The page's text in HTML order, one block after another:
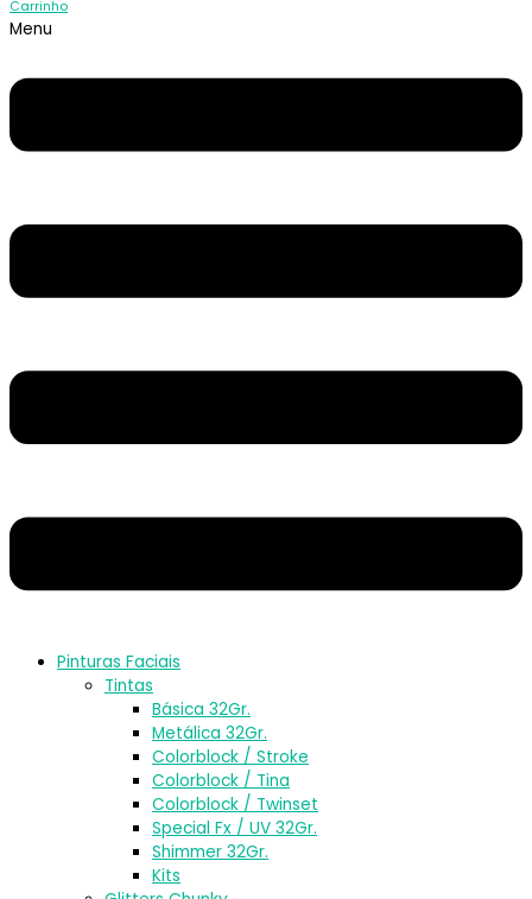
Carrinho
Menu
Pinturas Faciais
Tintas
Básica 32Gr.
Metálica 32Gr.
Colorblock / Stroke
Colorblock / Tina
Colorblock / Twinset
Special Fx / UV 32Gr.
Shimmer 32Gr.
Kits